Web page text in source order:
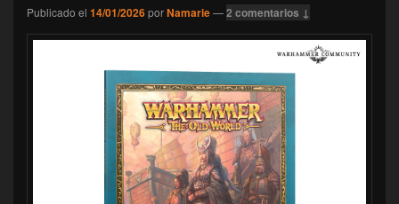
Publicado el 14/01/2026porNamarie—2 comentarios ↓